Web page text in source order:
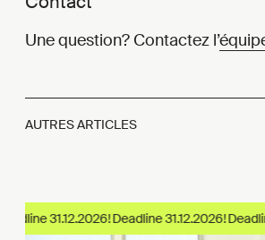
Une question? Contactez l’
AUTRES ARTICLES
31.12.2026!